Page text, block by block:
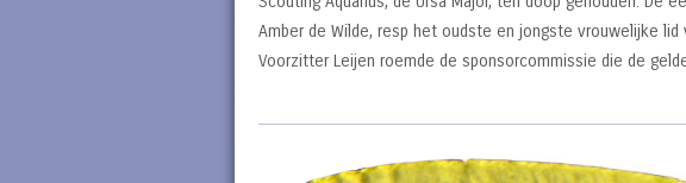
Amber de Wilde, resp het oudste en jongste vrouwelijke lid
Voorzitter Leijen roemde de sponsorcommissie die de